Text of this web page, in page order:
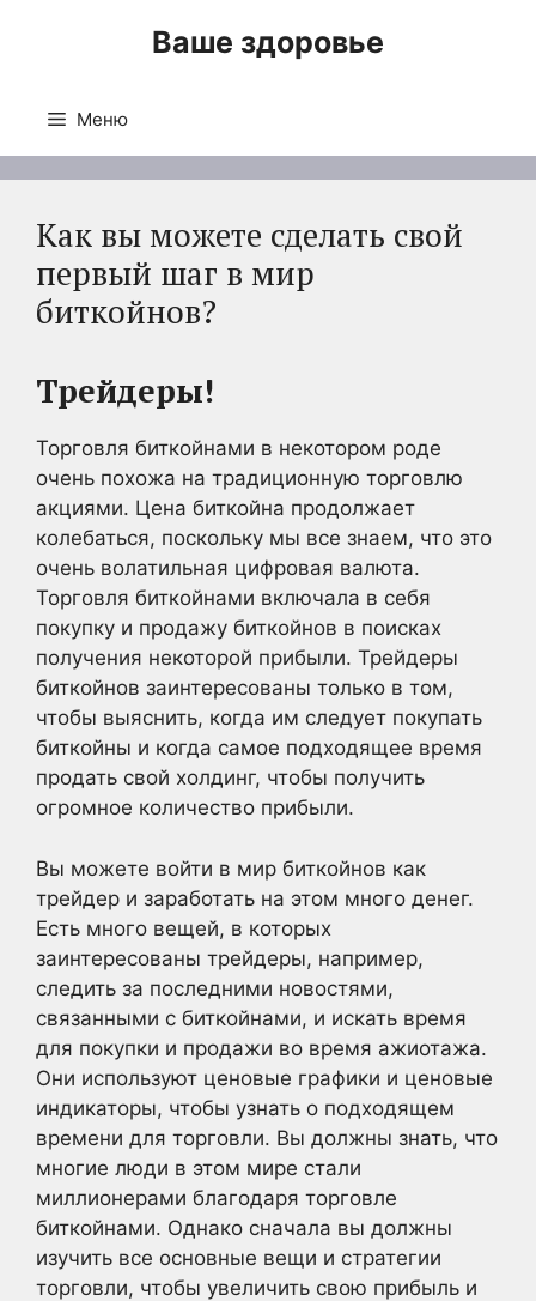
Ваше здоровье
Меню
Как вы можете сделать свой
первый шаг в мир
биткойнов?
Трейдеры!
Торговля биткойнами в некотором роде
очень похожа на традиционную торговлю
акциями. Цена биткойна продолжает
колебаться, поскольку мы все знаем, что это
очень волатильная цифровая валюта.
Торговля биткойнами включала в себя
покупку и продажу биткойнов в поисках
получения некоторой прибыли. Трейдеры
биткойнов заинтересованы только в том,
чтобы выяснить, когда им следует покупать
биткойны и когда самое подходящее время
продать свой холдинг, чтобы получить
огромное количество прибыли.
Вы можете войти в мир биткойнов как
трейдер и заработать на этом много денег.
Есть много вещей, в которых
заинтересованы трейдеры, например,
следить за последними новостями,
связанными с биткойнами, и искать время
для покупки и продажи во время ажиотажа.
Они используют ценовые графики и ценовые
индикаторы, чтобы узнать о подходящем
времени для торговли. Вы должны знать, что
многие люди в этом мире стали
миллионерами благодаря торговле
биткойнами. Однако сначала вы должны
изучить все основные вещи и стратегии
торговли, чтобы увеличить свою прибыль и